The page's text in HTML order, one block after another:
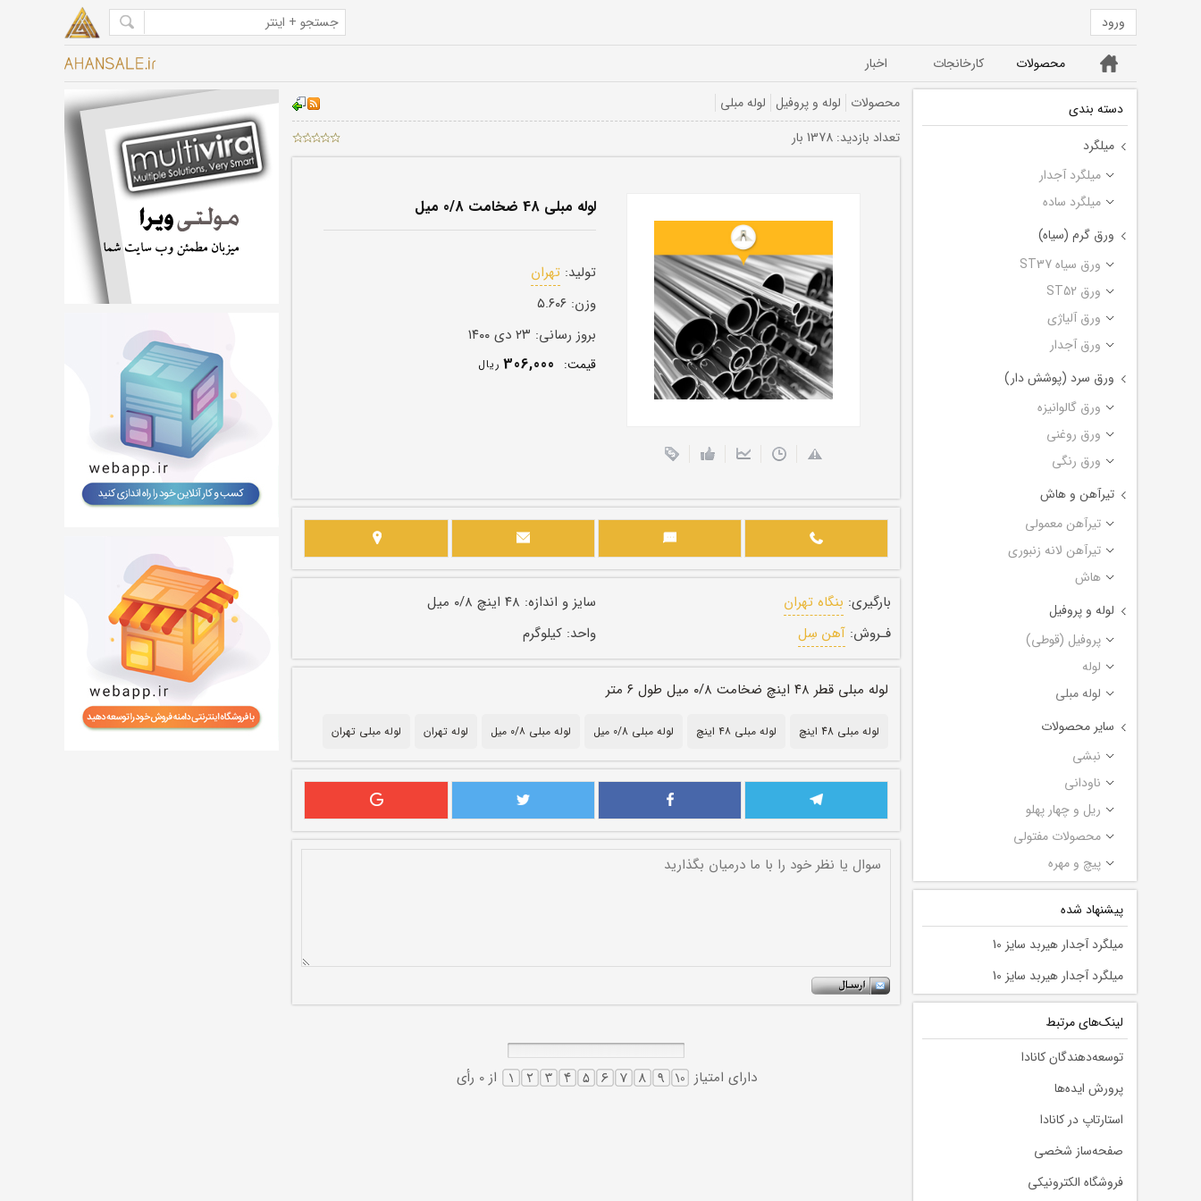
ورود
خانه محصولات کارخانجات اخبار
دسته بندی
میلگرد
میلگرد آجدار
میلگرد ساده
ورق گرم (سیاه)
ورق سیاه ST37
ورق ST52
ورق آلیاژی
ورق آجدار
ورق سرد (پوشش دار)
ورق گالوانیزه
ورق روغنی
ورق رنگی
تیرآهن و هاش
تیرآهن معمولی
تیرآهن لانه زنبوری
هاش
لوله و پروفیل
پروفیل (قوطی)
لوله
لوله مبلی
سایر محصولات
نبشی
ناودانی
ریل و چهار پهلو
محصولات مفتولی
پیچ و مهره
پیشنهاد شده
میلگرد آجدار هیربد سایز 10
میلگرد آجدار هیربد سایز 10
لينك‌های مرتبط
توسعه‌دهندگان کانادا
پرورش ایده‌ها
استارتاپ در کانادا
صفحه‌ساز شخصی
فروشگاه الکترونیکی
محصولات لوله و پروفیل لوله مبلی
تعداد بازديد: 1378 بار
لوله مبلی 48 ضخامت 0/8 میل
تولید: تهران
وزن: ۵.۶۰۶
بروز رسانی: ۲۳ دی ۱۴۰۰
قيمت: 306,000 ريال
بارگیری: بنگاه تهران
فـروش: آهن سِل
سایز و اندازه: ۴۸ اینچ ۰/۸ میل
واحد: کیلوگرم
لوله مبلی قطر ۴۸ اینچ ضخامت ۰/۸ میل طول ۶ متر
لوله مبلی 48 اینچ لوله مبلی ۴۸ اینچ لوله مبلی 0/8 میل لوله مبلی ۰/۸ میل لوله تهران لوله مبلی تهران
دارای امتیاز از 0 رأی